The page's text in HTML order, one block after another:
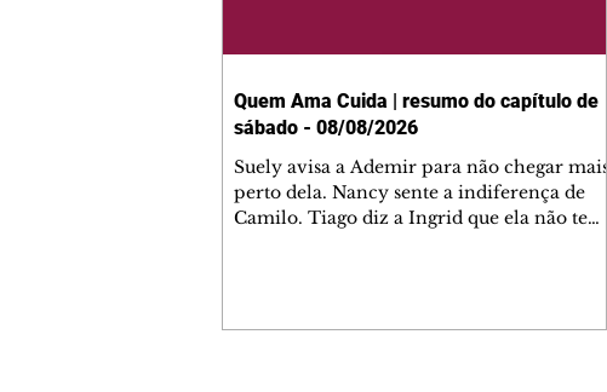
Quem Ama Cuida | resumo do capítulo de
sábado - 08/08/2026
Suely avisa a Ademir para não chegar mais
perto dela. Nancy sente a indiferença de
Camilo. Tiago diz a Ingrid que ela não tem